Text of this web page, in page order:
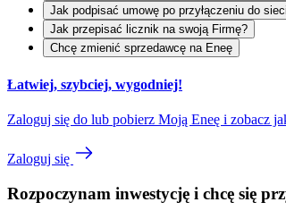
Jak podpisać umowę po przyłączeniu do
Jak przepisać licznik na swoją Firmę?
Chcę zmienić sprzedawcę na Eneę
Łatwiej, szybciej, wygodniej!
Zaloguj się do lub pobierz Moją Eneę i zobacz
Zaloguj się
Rozpoczynam inwestycję i chcę się